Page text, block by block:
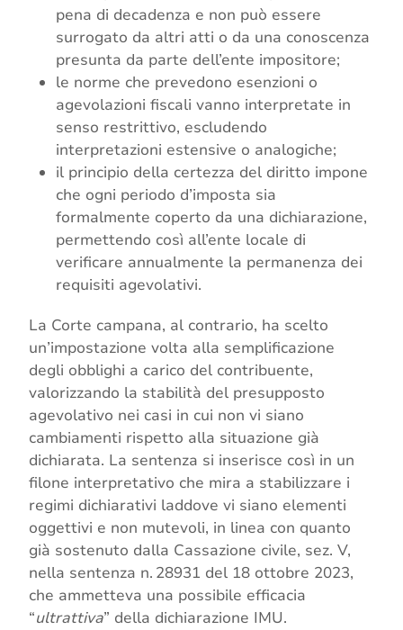
pena di decadenza e non può essere
surrogato da altri atti o da una conoscenza
presunta da parte dell’ente impositore;
le norme che prevedono esenzioni o
agevolazioni fiscali vanno interpretate in
senso restrittivo, escludendo
interpretazioni estensive o analogiche;
il principio della certezza del diritto impone
che ogni periodo d’imposta sia
formalmente coperto da una dichiarazione,
permettendo così all’ente locale di
verificare annualmente la permanenza dei
requisiti agevolativi.
La Corte campana, al contrario, ha scelto
un’impostazione volta alla semplificazione
degli obblighi a carico del contribuente,
valorizzando la stabilità del presupposto
agevolativo nei casi in cui non vi siano
cambiamenti rispetto alla situazione già
dichiarata. La sentenza si inserisce così in un
filone interpretativo che mira a stabilizzare i
regimi dichiarativi laddove vi siano elementi
oggettivi e non mutevoli, in linea con quanto
già sostenuto dalla Cassazione civile, sez. V,
nella sentenza n. 28931 del 18 ottobre 2023,
che ammetteva una possibile efficacia
“ultrattiva” della dichiarazione IMU.